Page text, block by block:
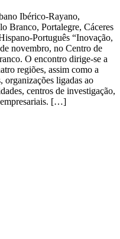
Ibérico-Rayano,
Branco, Portalegre, Cáceres
Português “Inovação,
novembro, no Centro de
O encontro dirige-se a
regiões, assim como a
organizações ligadas ao
centros de investigação,
empresariais. […]